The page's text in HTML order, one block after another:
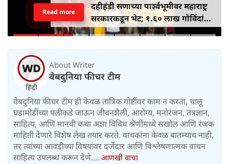
दहीहंडी सणाच्या पार्श्वभूमीवर महाराष्ट्र
सरकारकडून भेट; १.६० लाख गोविंदांना
१० लाख रुपयांपर्यंतचे विमा संरक्षण
Read more
About Writer
वेबदुनिया फीचर टीम
वेबदुनिया फीचर टीम ही केवळ तांत्रिक गोष्टींवर काम न करता, चालू
घडामोडींच्या पलीकडे जाऊन जीवनशैली, आरोग्य, मनोरंजन, तंत्रज्ञान,
साहित्य, आणि मानवी कथा अशा विविध श्रेणींमध्ये सखोल आणि रंजक
माहिती देणारे विशेष लेख तयार करते. वाचकांना केवळ बातम्याच नाही,
तर त्यांच्या आवडीच्या विषयांवर दर्जेदार आणि विश्लेषणात्मक वाचन
साहित्य उपलब्ध करून देणे.... आणखी वाचा